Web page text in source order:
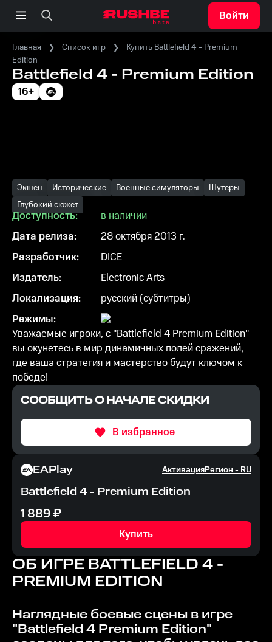
Войти
Главная Список игр
Купить Battlefield 4 - Premium
Edition
Battlefield 4 - Premium Edition
16+
Экшен Исторические Военные симуляторы
Шутеры
Глубокий сюжет
Доступность:
в наличии
Дата релиза:
28 октября 2013 г.
Разработчик:
DICE
Издатель:
Electronic Arts
Локализация:
русский (субтитры)
Режимы:
Уважаемые игроки, с "Battlefield 4 Premium Edition"
вы окунетесь в мир динамичных полей сражений,
где ваша стратегия и мастерство будут ключом к
победе!
СООБЩИТЬ О НАЧАЛЕ СКИДКИ
В избранное
EAPlay АктивацияРегион -RU
Battlefield 4 - Premium Edition
1 889₽
Купить
ОБ ИГРЕ BATTLEFIELD 4 -
PREMIUM EDITION
Наглядные боевые сцены в игре
"Battlefield 4 Premium Edition"